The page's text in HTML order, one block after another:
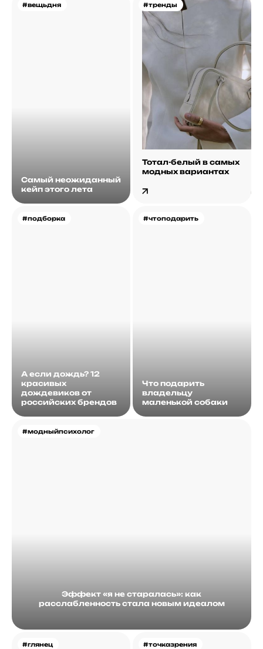
#вещьдня
Самый неожиданный
кейп этого лета
#тренды
Тотал-белый в самых
модных вариантах
#подборка
А если дождь? 12
красивых
дождевиков от
российских брендов
#модныйпсихолог
Эффект «я не старалась»: как
расслабленность стала новым идеалом
#чтоподарить
Что подарить
владельцу
маленькой собаки
#глянец #точказрения